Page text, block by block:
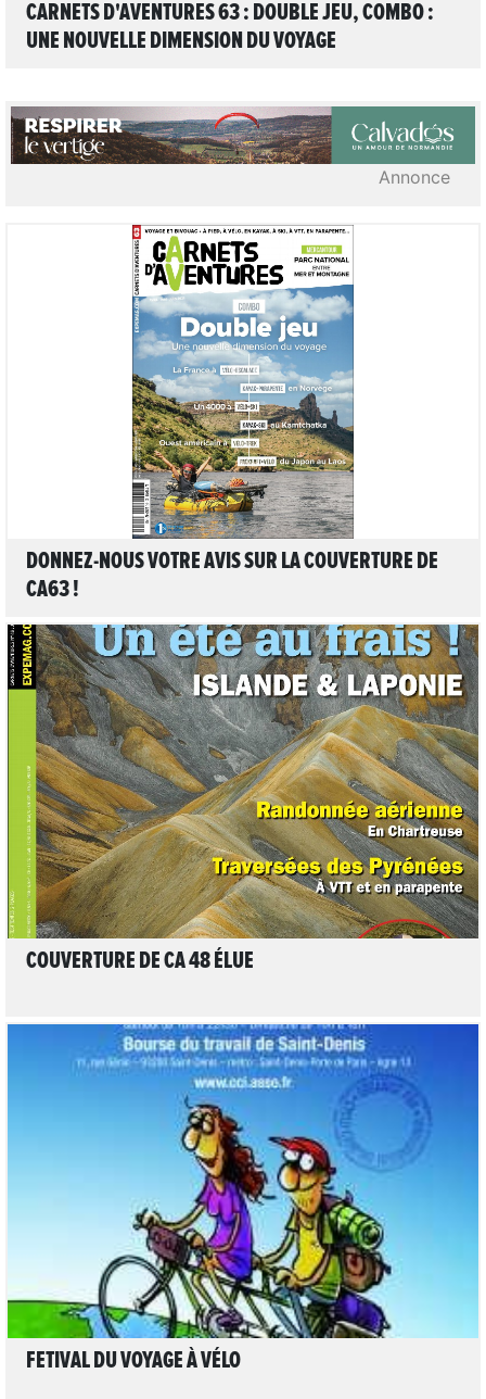
CARNETS D'AVENTURES 63 : DOUBLE JEU, COMBO :
UNE NOUVELLE DIMENSION DU VOYAGE
Annonce
LIRE L'ARTICLE
DONNEZ-NOUS VOTRE AVIS SUR LA COUVERTURE DE
CA63 !
LIRE L'ARTICLE
COUVERTURE DE CA 48 ÉLUE
LIRE L'ARTICLE
FETIVAL DU VOYAGE À VÉLO